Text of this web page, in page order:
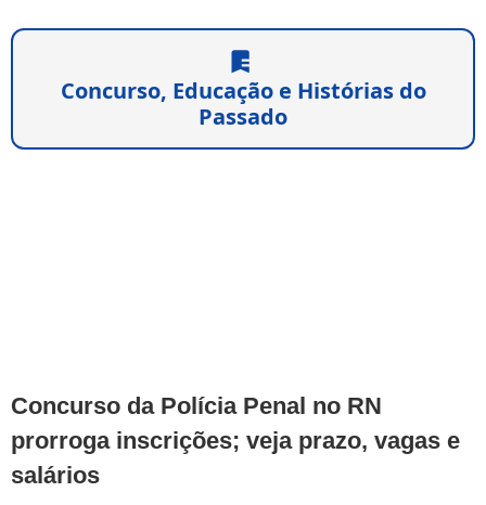
Concurso, Educação e Histórias do
Passado
Concurso da Polícia Penal no RN
prorroga inscrições; veja prazo, vagas e
salários